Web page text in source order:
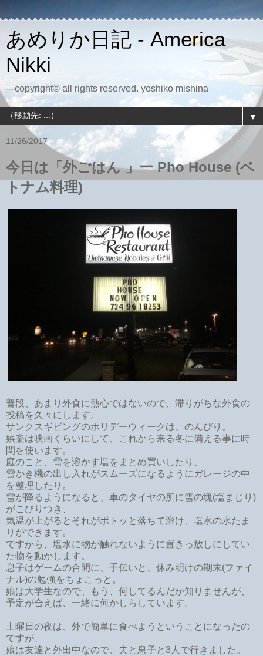
あめりか日記 - America
Nikki
---copyright© all rights reserved. yoshiko mishina
▼
11/26/2017
今日は「外ごはん 」ー Pho House (ベ
トナム料理)
普段、あまり外食に熱心ではないので、滞りがちな外食の
投稿を久々にします。
サンクスギビングのホリデーウィークは、のんびり。
娯楽は映画くらいにして、これから来る冬に備える事に時
間を使います。
庭のこと、雪を溶かす塩をまとめ買いしたり、
雪かき機の出し入れがスムーズになるようにガレージの中
を整理したり。
雪が降るようになると、車のタイヤの所に雪の塊(塩まじり)
がこびりつき、
気温が上がるとそれがボトッと落ちて溶け、塩水の水たま
りができます。
ですから、塩水に物が触れないように置きっ放しにしてい
た物を動かします。
息子はゲームの合間に、手伝いと、休み明けの期末(ファイ
ナル)の勉強をちょこっと。
娘は大学生なので、もう、何してるんだか知りませんが、
予定が合えば、一緒に何かしらしています。
土曜日の夜は、外で簡単に食べようということになったの
ですが、
娘は友達と外出中なので、夫と息子と3人で行きました。